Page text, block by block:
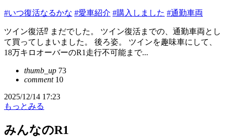
#いつ復活なるかな #愛車紹介 #購入しました #通勤車両
ツイン復活⁉︎ まだでした。 ツイン復活までの、通勤車両とし
て買ってしまいました。 後ろ姿。 ツインを趣味車にして、
18万キロオーバーのR1走行不可能まで...
thumb_up 73
comment10
2025/12/14 17:23
もっとみる
みんなのR1